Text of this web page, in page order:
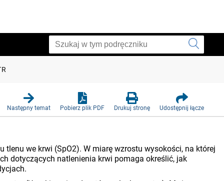
Następny temat Pobierz plik PDF Drukuj stronę Udostępnij łącze
we krwi (SpO2). W miarę wzrostu wysokości, na której
dotyczących natlenienia krwi pomaga określić, jak